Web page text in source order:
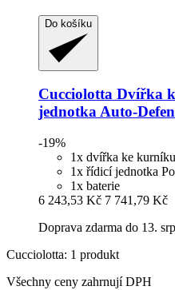
Do košíku
Cucciolotta Dvířka
jednotka Auto-​
-19%
1x dvířka ke
1x řídicí jednotka
1x baterie
6 243,53 Kč 7 741,79 Kč
Doprava zdarma do 13.
Cucciolotta: 1 produkt
Všechny ceny zahrnují DPH